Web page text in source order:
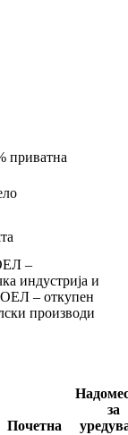
приватна
–
индустрија и
– откупен
производи
Почетна
за